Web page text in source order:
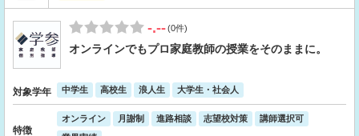
-.--(0件)
オンラインでもプロ家庭教師の授業をそのままに。
対象学年 中学生 高校生 浪人生 大学生・社会人
特徴
オンライン 月謝制 進路相談 志望校対策
講師選択可